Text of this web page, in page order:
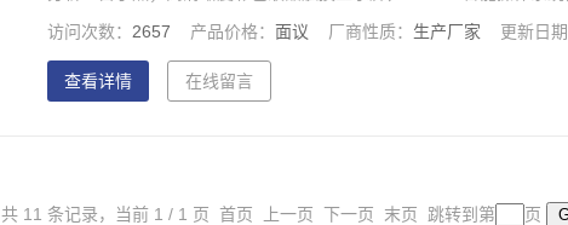
人性化操作，使用更简单。
访问次数： 2657 产品价格：面议 厂商性质： 生产厂家 更新日期
查看详情 在线留言
共 11 条记录，当前 1 / 1 页 首页 上一页 下一页 末页 跳转到第 页